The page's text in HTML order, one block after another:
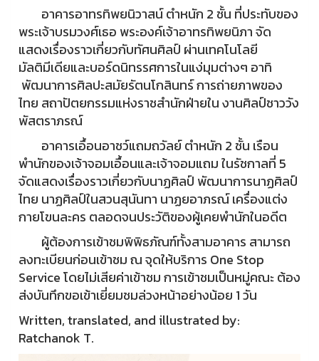
อาคารอาทรทิพยนิวาสน์ ตำหนัก 2 ชั้น ที่ประทับของ
พระเจ้าบรมวงศ์เธอ พระองค์เจ้าอาทรทิพยนิภา จัด
แสดงเรื่องราวเกี่ยวกับทัศนศิลป์ ผ่านเทคโนโลยี
มัลติมีเดียและบอร์ดนิทรรศการในแง่มุมต่างๆ อาทิ
พัฒนาการศิลปะสมัยรัตนโกสินทร์ การถ่ายภาพของ
ไทย สถาปัตยกรรมแห่งราชสำนักฝ่ายใน งานศิลป์ชาววัง
พัสตราภรณ์
อาคารเอื้อนอาชว์แถมถวัลย์ ตำหนัก 2 ชั้น เรือน
พำนักของเจ้าจอมเอื้อนและเจ้าจอมแถม ในรัชกาลที่ 5
จัดแสดงเรื่องราวเกี่ยวกับนาฏศิลป์ พัฒนาการนาฏศิลป์
ไทย นาฏศิลป์ในสวนสุนันทา นาฏยอาภรณ์ เครื่องแต่ง
กายโขนละคร ตลอดจนประวัติของผู้เคยพำนักในอดีต
ผู้ต้องการเข้าชมพิพิธภัณฑ์ทั้งสามอาคาร สามารถ
ลงทะเบียนก่อนเข้าชม ณ จุดให้บริการ One Stop
Service โดยไม่เสียค่าเข้าชม การเข้าชมเป็นหมู่คณะ ต้อง
ส่งบันทึกขอเข้าเยี่ยมชมล่วงหน้าอย่างน้อย 1 วัน
Written, translated, and illustrated by:
Ratchanok T.